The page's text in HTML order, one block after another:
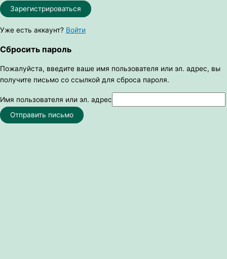
Зарегистрироваться
Уже есть аккаунт? Войти
Сбросить пароль
Пожалуйста, введите ваше имя пользователя или эл. адрес, вы
получите письмо со ссылкой для сброса пароля.
Имя пользователя или эл. адрес
Отправить письмо